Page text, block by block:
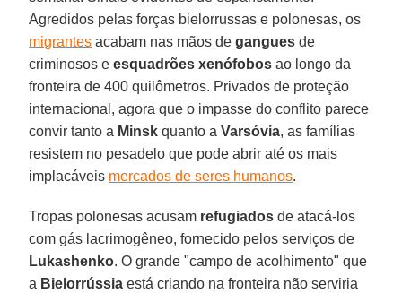
Agredidos pelas forças bielorrussas e polonesas, os
migrantes acabam nas mãos degangues de
criminosos eesquadrões xenófobos ao longo da
fronteira de 400 quilômetros. Privados de proteção
internacional, agora que o impasse do conflito parece
convir tanto a Minsk quanto aVarsóvia, as famílias
resistem no pesadelo que pode abrir até os mais
implacáveis mercados de seres humanos.
Tropas polonesas acusam refugiados de atacá-los
com gás lacrimogêneo, fornecido pelos serviços de
Lukashenko. O grande "campo de acolhimento" que
a Bielorrússia está criando na fronteira não serviria